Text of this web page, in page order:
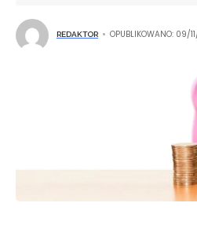
REDAKTOR OPUBLIKOWANO: 09/